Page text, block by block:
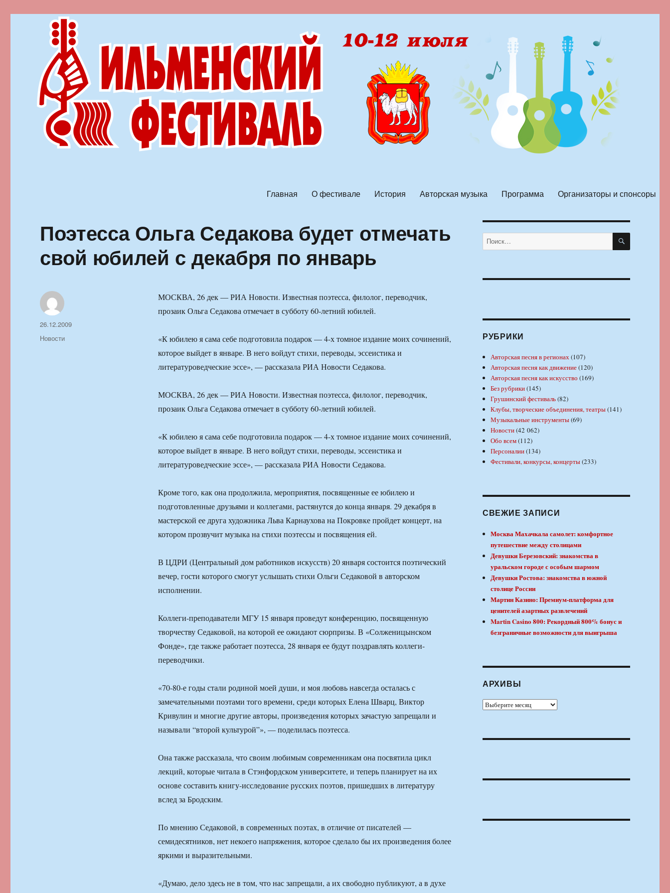
Главная О фестивале История Авторская музыка Программа Организаторы и спонсоры
Поэтесса Ольга Седакова будет отмечать
свой юбилей с декабря по январь
МОСКВА, 26 дек — РИА Новости. Известная поэтесса, филолог, переводчик,
прозаик Ольга Седакова отмечает в субботу 60-летний юбилей.
«К юбилею я сама себе подготовила подарок — 4-х томное издание моих сочинений,
которое выйдет в январе. В него войдут стихи, переводы, эссеистика и
литературоведческие эссе», — рассказала РИА Новости Седакова.
МОСКВА, 26 дек — РИА Новости. Известная поэтесса, филолог, переводчик,
прозаик Ольга Седакова отмечает в субботу 60-летний юбилей.
«К юбилею я сама себе подготовила подарок — 4-х томное издание моих сочинений,
которое выйдет в январе. В него войдут стихи, переводы, эссеистика и
литературоведческие эссе», — рассказала РИА Новости Седакова.
Кроме того, как она продолжила, мероприятия, посвященные ее юбилею и
подготовленные друзьями и коллегами, растянутся до конца января. 29 декабря в
мастерской ее друга художника Льва Карнаухова на Покровке пройдет концерт, на
котором прозвучит музыка на стихи поэтессы и посвящения ей.
В ЦДРИ (Центральный дом работников искусств) 20 января состоится поэтический
вечер, гости которого смогут услышать стихи Ольги Седаковой в авторском
исполнении.
Коллеги-преподаватели МГУ 15 января проведут конференцию, посвященную
творчеству Седаковой, на которой ее ожидают сюрпризы. В «Солженицынском
Фонде», где также работает поэтесса, 28 января ее будут поздравлять коллеги-
переводчики.
«70-80-е годы стали родиной моей души, и моя любовь навсегда осталась с
замечательными поэтами того времени, среди которых Елена Шварц, Виктор
Кривулин и многие другие авторы, произведения которых зачастую запрещали и
называли “второй культурой”», — поделилась поэтесса.
Она также рассказала, что своим любимым современникам она посвятила цикл
лекций, которые читала в Стэнфордском университете, и теперь планирует на их
основе составить книгу-исследование русских поэтов, пришедших в литературу
вслед за Бродским.
По мнению Седаковой, в современных поэтах, в отличие от писателей —
семидесятников, нет некоего напряжения, которое сделало бы их произведения более
яркими и выразительными.
«Думаю, дело здесь не в том, что нас запрещали, а их свободно публикуют, а в духе
Автор
Опубликовано
26.12.2009
Рубрики
Новости
Искать: ПОИСК
РУБРИКИ
Авторская песня в регионах(107)
Авторская песня как движение(120)
Авторская песня как искусство (169)
Без рубрики(145)
Грушинский фестиваль(82)
Клубы, творческие объединения, театры(141)
Музыкальные инструменты(69)
Новости(42 062)
Обо всем(112)
Персоналии(134)
Фестивали, конкурсы, концерты(233)
СВЕЖИЕ ЗАПИСИ
Москва Махачкала самолет: комфортное
путешествие между столицами
Девушки Березовский: знакомства в
уральском городе с особым шармом
Девушки Ростова: знакомства в южной
столице России
Мартин Казино: Премиум-платформа для
ценителей азартных развлечений
Martin Casino 800: Рекордный 800% бонус и
безграничные возможности для выигрыша
АРХИВЫ
Архивы